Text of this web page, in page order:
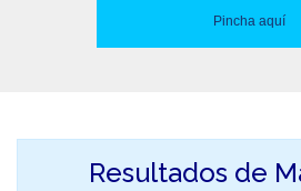
Pincha aquí
Resultados de